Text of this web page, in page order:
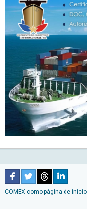
COMEX como página de inicio